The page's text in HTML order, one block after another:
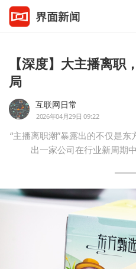
【深度】大主播离职
局
互联网日常
2026年04月29日 09:22
“主播离职潮”暴露出的不仅是
出一家公司在行业新周期